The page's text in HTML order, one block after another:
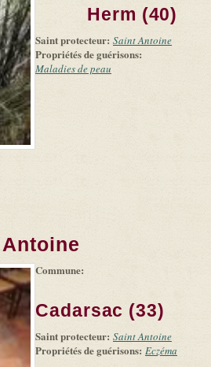
(link is
external)
©
Microsoft
and
suppliers
Herm (40)
Saint protecteur: Saint Antoine
Propriétés de guérisons:
Maladies de peau
-
Leaflet (link is
|
Tiles
(link is
external)
©
Microsoft
and
suppliers
Commune:
Cadarsac (33)
Saint protecteur: Saint Antoine
Propriétés de guérisons: Eczéma